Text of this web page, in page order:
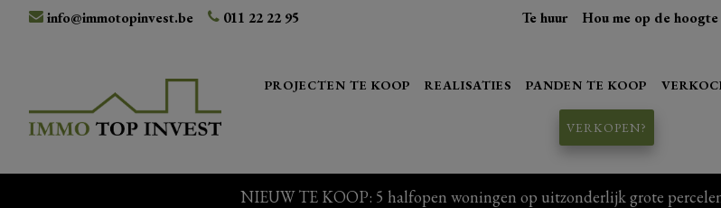
info@immotopinvest.be 011 22 22 95 Te huur Hou me op de hoogte
PROJECTEN TE KOOP REALISATIES PANDEN TE KOOP
VERKOPEN?
NIEUW TE KOOP: 5 halfopen woningen op uitzonderlijk grote